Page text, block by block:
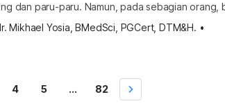
dan paru-paru. Namun, pada sebagian orang,
kelainan sejak lahir. Salah satu kelainan
pectus excavatum. Ketahui selengkapnya terkait
Mikhael Yosia, BMedSci, PGCert, DTM&H. •
4 5 ... 82